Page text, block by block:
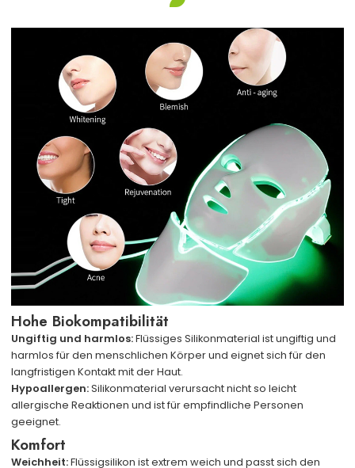
Hohe Biokompatibilität
Ungiftig und harmlos:Flüssiges Silikonmaterial ist ungiftig und
harmlos für den menschlichen Körper und eignet sich für den
langfristigen Kontakt mit der Haut.
Hypoallergen:Silikonmaterial verursacht nicht so leicht
allergische Reaktionen und ist für empfindliche Personen
geeignet.
Komfort
Weichheit:Flüssigsilikon ist extrem weich und passt sich den